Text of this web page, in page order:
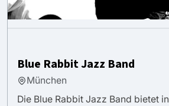
Blue Rabbit Jazz Band
München
Die Blue Rabbit Jazz Band bietet